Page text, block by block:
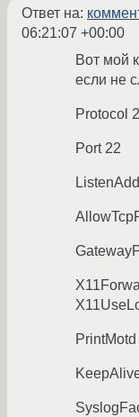
Ответ на:
06:21:07 +00:00
Вот мой
если не
Protocol 2
Port 22